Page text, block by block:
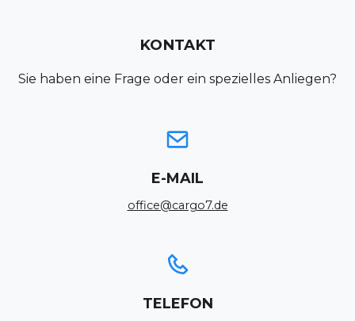
KONTAKT
Sie haben eine Frage oder ein spezielles Anliegen?
E-MAIL
office@cargo7.de
TELEFON